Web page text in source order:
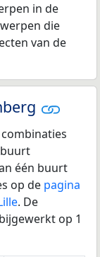
in de
die
van de
één buurt
op de pagina
. De
op 1